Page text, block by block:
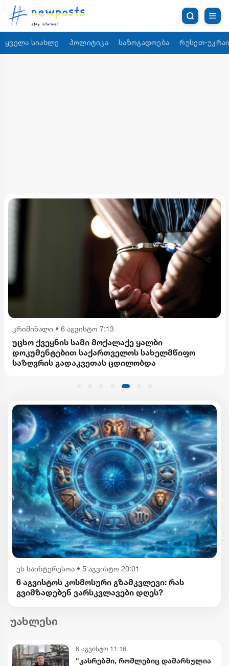
ყველა სიახლე პოლიტიკა საზოგადოება რუსეთ-
კრიმინალი • 6 აგვისტო 7:13
უცხო ქვეყნის სამი მოქალაქე ყალბი
დოკუმენტებით საქართველოს სახელმწიფო
საზღვრის გადაკვეთას ცდილობდა
ეს საინტერესოა • 5 აგვისტო 20:01
6 აგვისტოს კოსმოსური გზამკვლევი: რას
გვიმზადებენ ვარსკვლავები დღეს?
უახლესი
6 აგვისტო 11:16
"კასრებში, რომლებიც დამარხულია